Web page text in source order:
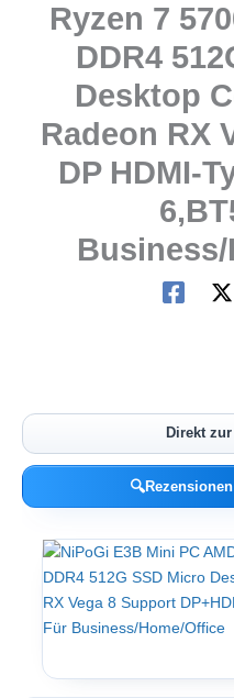
Ryzen 7
DDR4
Desktop
Radeon RX
DP HDMI-
Direkt
🔍